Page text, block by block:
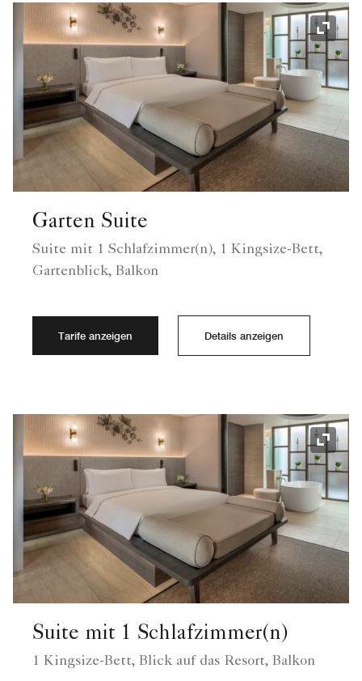
Garten Suite
Suite mit 1 Schlafzimmer(n), 1 Kingsize-Bett,
Gartenblick, Balkon
Tarife anzeigen Details anzeigen
Suite mit 1 Schlafzimmer(n)
1 Kingsize-Bett, Blick auf das Resort, Balkon